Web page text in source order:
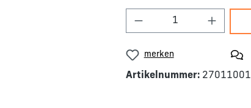
Produkt Anzahl:
merken
Artikelnummer: 27011001